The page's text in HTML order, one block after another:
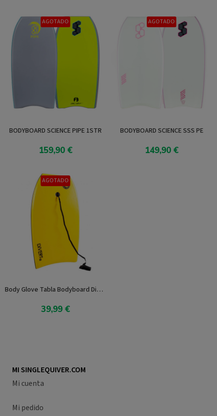
AGOTADO
BODYBOARD SCIENCE PIPE 1STR
159,90 €
Añadir al carrito
AGOTADO
BODYBOARD SCIENCE SSS PE
149,90 €
Añadir al carrito
AGOTADO
Body Glove Tabla Bodyboard Divert
39,99 €
Añadir al carrito
MI SINGLEQUIVER.COM
Mi cuenta
Mi pedido